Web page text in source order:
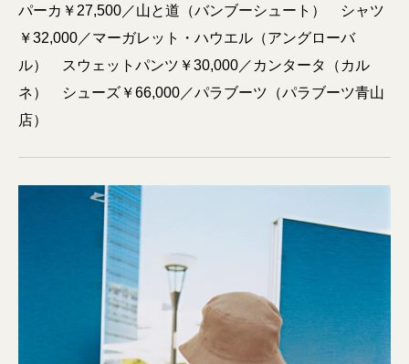
パーカ￥27,500／山と道（バンブーシュート） シャツ
￥32,000／マーガレット・ハウエル（アングローバ
ル） スウェットパンツ￥30,000／カンタータ（カル
ネ） シューズ￥66,000／パラブーツ（パラブーツ青山
店）